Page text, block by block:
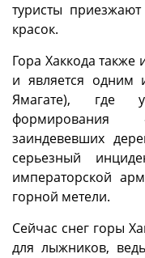
туристы
красок.
Гора Хаккода также
и является одним
Ямагате), где
заиндевевших
серьезный
императорской
горной метели.
Сейчас снег горы
для лыжников,